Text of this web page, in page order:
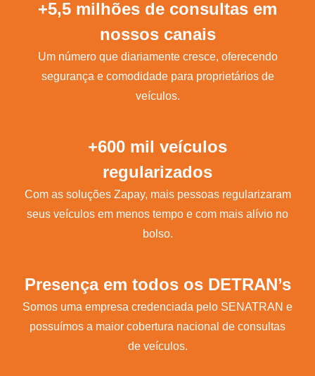
+5,5 milhões de consultas em
nossos canais
Um número que diariamente cresce, oferecendo
segurança e comodidade para proprietários de
veículos.
+600 mil veículos
regularizados
Com as soluções Zapay, mais pessoas regularizaram
seus veículos em menos tempo e com mais alívio no
bolso.
Presença em todos os DETRAN’s
Somos uma empresa credenciada pelo SENATRAN e
possuímos a maior cobertura nacional de consultas
de veículos.